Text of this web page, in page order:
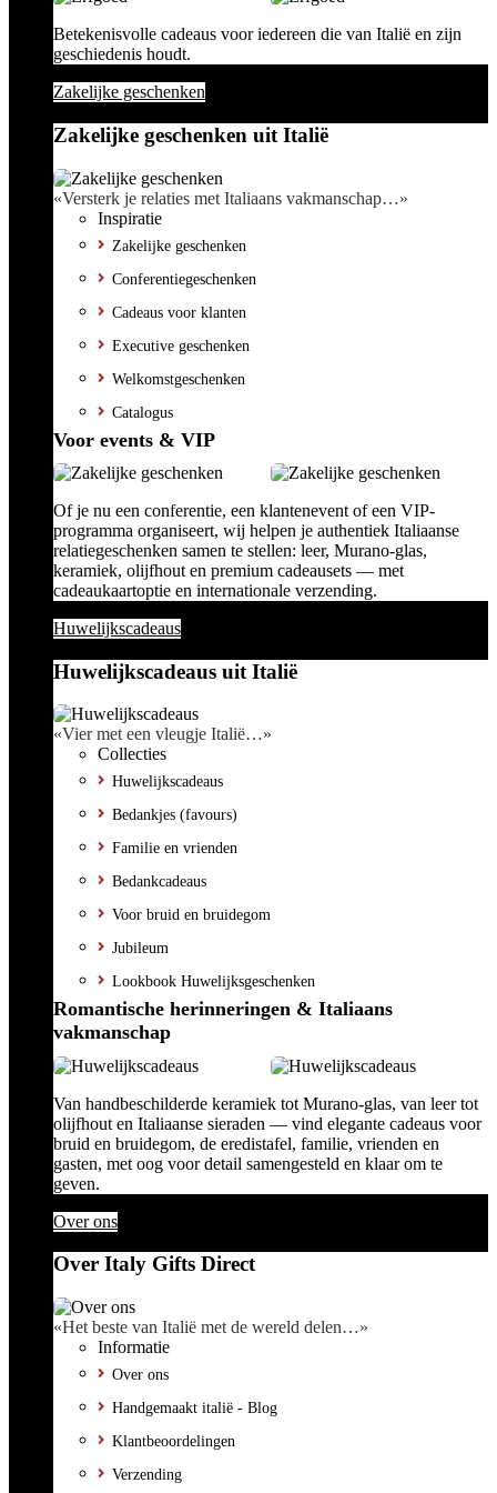
Betekenisvolle cadeaus voor iedereen die van Italië en zijn
geschiedenis houdt.
Zakelijke geschenken
Zakelijke geschenken uit Italië
«Versterk je relaties met Italiaans vakmanschap…»
Inspiratie
Zakelijke geschenken
Conferentiegeschenken
Cadeaus voor klanten
Executive geschenken
Welkomstgeschenken
Catalogus
Voor events & VIP
Of je nu een conferentie, een klantenevent of een VIP-
programma organiseert, wij helpen je authentiek Italiaanse
relatiegeschenken samen te stellen: leer, Murano-glas,
keramiek, olijfhout en premium cadeausets — met
cadeaukaartoptie en internationale verzending.
Huwelijkscadeaus
Huwelijkscadeaus uit Italië
«Vier met een vleugje Italië…»
Collecties
Huwelijkscadeaus
Bedankjes (favours)
Familie en vrienden
Bedankcadeaus
Voor bruid en bruidegom
Jubileum
Lookbook Huwelijksgeschenken
Romantische herinneringen & Italiaans
vakmanschap
Van handbeschilderde keramiek tot Murano-glas, van leer tot
olijfhout en Italiaanse sieraden — vind elegante cadeaus voor
bruid en bruidegom, de eredistafel, familie, vrienden en
gasten, met oog voor detail samengesteld en klaar om te
geven.
Over ons
Over Italy Gifts Direct
«Het beste van Italië met de wereld delen…»
Informatie
Over ons
Handgemaakt italië - Blog
Klantbeoordelingen
Verzending